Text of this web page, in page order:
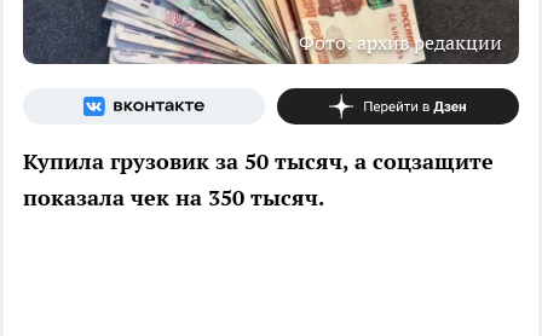
Фото: архив редакции
Купила грузовик за 50 тысяч, а соцзащите
показала чек на 350 тысяч.